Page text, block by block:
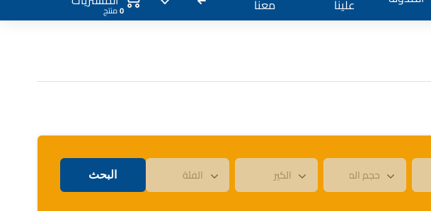
علينا معنا منتج